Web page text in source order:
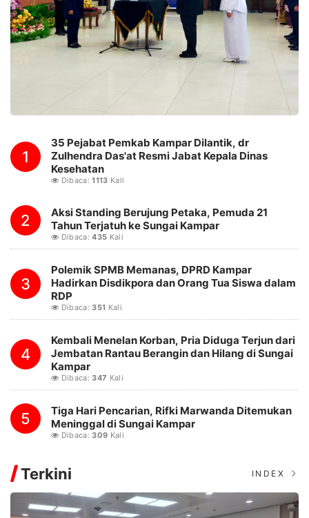
1
35 Pejabat Pemkab Kampar Dilantik, dr
Zulhendra Das'at Resmi Jabat Kepala Dinas
Kesehatan
Dibaca:1113 Kali
2
Aksi Standing Berujung Petaka, Pemuda 21
Tahun Terjatuh ke Sungai Kampar
Dibaca:435 Kali
3
Polemik SPMB Memanas, DPRD Kampar
Hadirkan Disdikpora dan Orang Tua Siswa dalam
RDP
Dibaca:351 Kali
4
Kembali Menelan Korban, Pria Diduga Terjun dari
Jembatan Rantau Berangin dan Hilang di Sungai
Kampar
Dibaca:347 Kali
5
Tiga Hari Pencarian, Rifki Marwanda Ditemukan
Meninggal di Sungai Kampar
Dibaca:309 Kali
Terkini INDEX